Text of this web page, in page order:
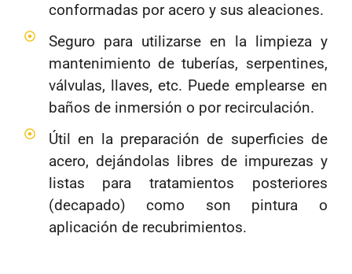
conformadas por acero y sus aleaciones.
Seguro para utilizarse en la limpieza y
mantenimiento de tuberías, serpentines,
válvulas, llaves, etc. Puede emplearse en
baños de inmersión o por recirculación.
Útil en la preparación de superficies de
acero, dejándolas libres de impurezas y
listas para tratamientos posteriores
(decapado) como son pintura o
aplicación de recubrimientos.